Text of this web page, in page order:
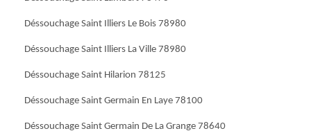
Déssouchage Saint Illiers Le Bois 78980
Déssouchage Saint Illiers La Ville 78980
Déssouchage Saint Hilarion 78125
Déssouchage Saint Germain En Laye 78100
Déssouchage Saint Germain De La Grange 78640